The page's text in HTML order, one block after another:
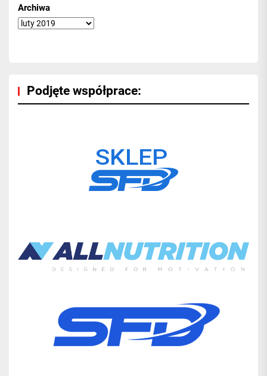
Archiwa
Podjęte współprace: